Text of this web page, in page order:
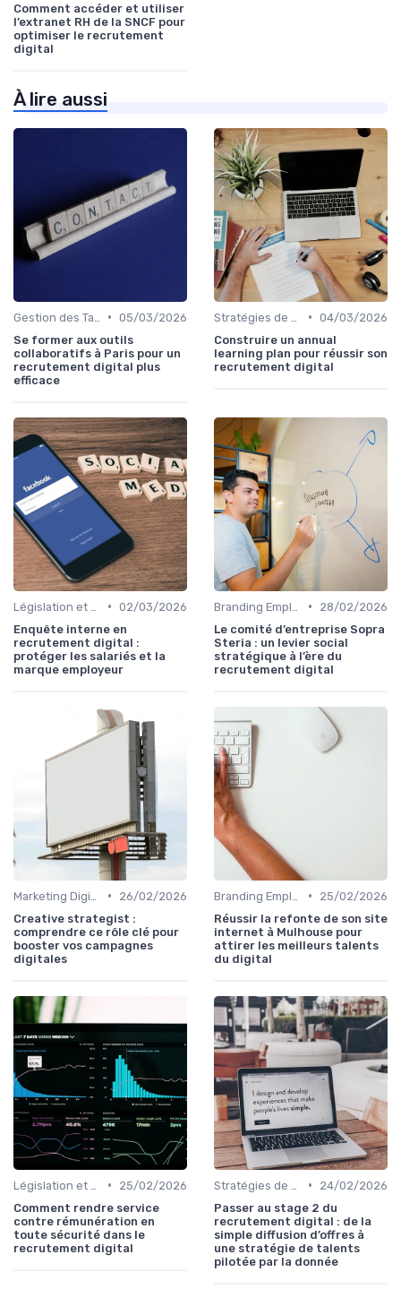
Comment accéder et utiliser
l’extranet RH de la SNCF pour
optimiser le recrutement
digital
À lire aussi
• 05/03/2026
Se former aux outils
collaboratifs à Paris pour un
recrutement digital plus
efficace
• 04/03/2026
Construire un annual
learning plan pour réussir son
recrutement digital
• 02/03/2026
Enquête interne en
recrutement digital :
protéger les salariés et la
marque employeur
•
28/02/2026
Le comité d’entreprise Sopra
Steria : un levier social
stratégique à l’ère du
recrutement digital
•
26/02/2026
Creative strategist :
comprendre ce rôle clé pour
booster vos campagnes
digitales
•
25/02/2026
Réussir la refonte de son site
internet à Mulhouse pour
attirer les meilleurs talents
du digital
•
25/02/2026
Comment rendre service
contre rémunération en
toute sécurité dans le
recrutement digital
•
24/02/2026
Passer au stage 2 du
recrutement digital : de la
simple diffusion d’offres à
une stratégie de talents
pilotée par la donnée